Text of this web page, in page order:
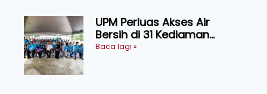
UPM Perluas Akses Air
Bersih di 31 Kediaman
Orang Asli Tasik Chini
Baca lagi »